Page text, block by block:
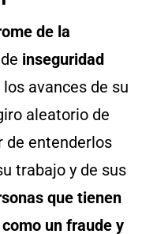
de la
inseguridad
avances de su
aleatorio de
de entenderlos
trabajo y de sus
que tienen
un fraude y